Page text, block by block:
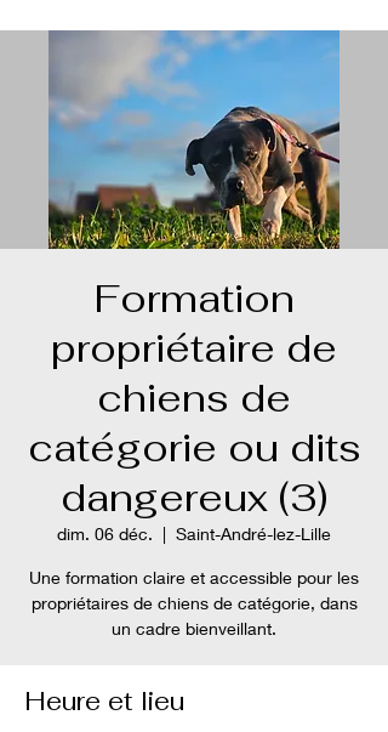
Formation
propriétaire de
chiens de
catégorie ou dits
dangereux (3)
dim. 06 déc.
  |
Saint-André-lez-Lille
Une formation claire et accessible pour les
propriétaires de chiens de catégorie, dans
un cadre bienveillant.
Heure et lieu